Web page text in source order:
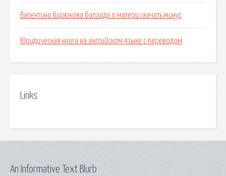
Валентина бирюкова баллада о матери скачать минус
Юридическая книга на английском языке с переводом
Links
An Informative Text Blurb